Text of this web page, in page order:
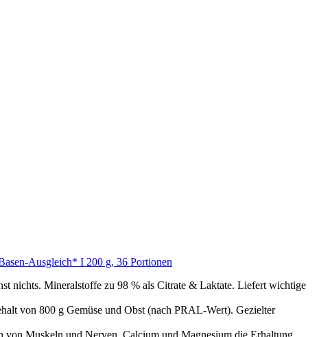
Ausgleich* I 200 g, 36 Portionen
nichts. Mineralstoffe zu 98 % als Citrate & Laktate. Liefert wichtige
von 800 g Gemüse und Obst (nach PRAL-Wert). Gezielter